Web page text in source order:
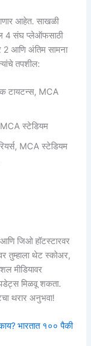
आहेत. साखळी
4 संघ प्लेऑफसाठी
2 आणि अंतिम सामना
तपशील:
टायटन्स, MCA
MCA स्टेडियम
MCA स्टेडियम
जिओ हॉटस्टारवर
तुम्हाला थेट स्कोअर,
मीडियावर
मिळवू शकता.
थरार अनुभवा!
भारतात १०० पैकी